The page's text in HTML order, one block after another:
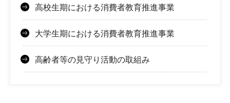
高校生期における消費者教育推進事業
大学生期における消費者教育推進事業
高齢者等の見守り活動の取組み